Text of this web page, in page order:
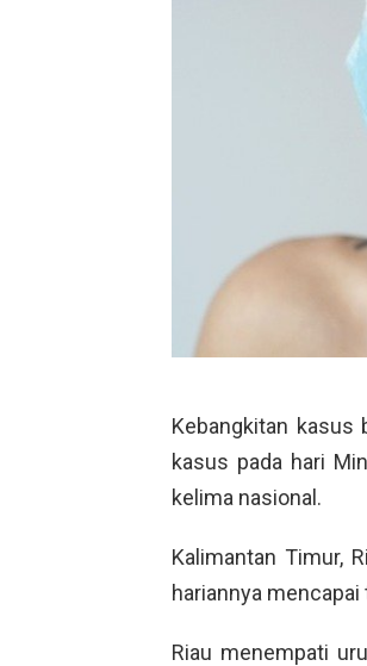
Kebangkitan kasus
kasus pada hari
kelima nasional.
Kalimantan Timur,
hariannya
Riau menempati